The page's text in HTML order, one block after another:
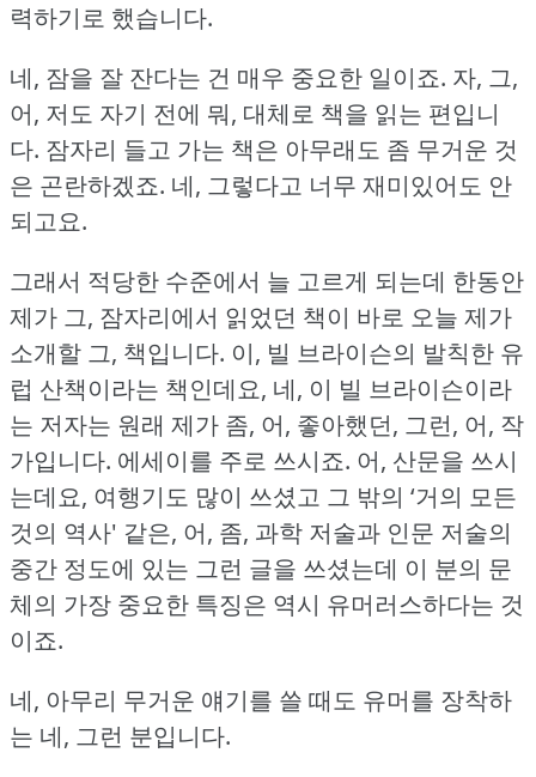
력하기로 했습니다.
네, 잠을 잘 잔다는 건 매우 중요한 일이죠. 자, 그,
어, 저도 자기 전에 뭐, 대체로 책을 읽는 편입니
다. 잠자리 들고 가는 책은 아무래도 좀 무거운 것
은 곤란하겠죠. 네, 그렇다고 너무 재미있어도 안
되고요.
그래서 적당한 수준에서 늘 고르게 되는데 한동안
제가 그, 잠자리에서 읽었던 책이 바로 오늘 제가
소개할 그, 책입니다. 이, 빌 브라이슨의 발칙한 유
럽 산책이라는 책인데요, 네, 이 빌 브라이슨이라
는 저자는 원래 제가 좀, 어, 좋아했던, 그런, 어, 작
가입니다. 에세이를 주로 쓰시죠. 어, 산문을 쓰시
는데요, 여행기도 많이 쓰셨고 그 밖의 ‘거의 모든
것의 역사' 같은, 어, 좀, 과학 저술과 인문 저술의
중간 정도에 있는 그런 글을 쓰셨는데 이 분의 문
체의 가장 중요한 특징은 역시 유머러스하다는 것
이죠.
네, 아무리 무거운 얘기를 쓸 때도 유머를 장착하
는 네, 그런 분입니다.